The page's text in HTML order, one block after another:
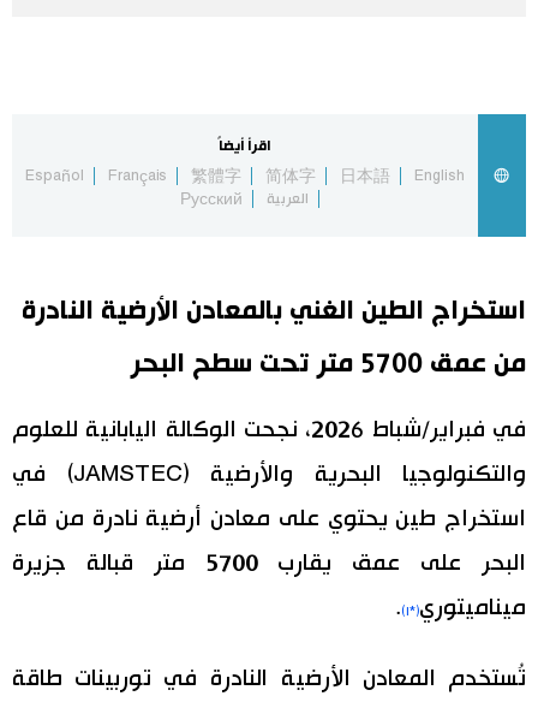
اقرأ أيضاً
English
日本語
简体字
繁體字
Français
Español
العربية
Русский
استخراج الطين الغني بالمعادن الأرضية النادرة
من عمق 5700 متر تحت سطح البحر
في فبراير/شباط 2026، نجحت الوكالة اليابانية للعلوم
والتكنولوجيا البحرية والأرضية (JAMSTEC) في
استخراج طين يحتوي على معادن أرضية نادرة من قاع
البحر على عمق يقارب 5700 متر قبالة جزيرة
ميناميتوري(*١) .
تُستخدم المعادن الأرضية النادرة في توربينات طاقة